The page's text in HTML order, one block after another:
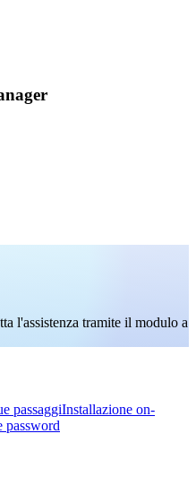
l'assistenza tramite il modulo a
passaggiInstallazione on-
password